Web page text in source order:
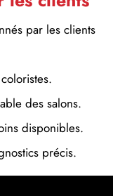
par les clients
des salons.
disponibles.
précis.